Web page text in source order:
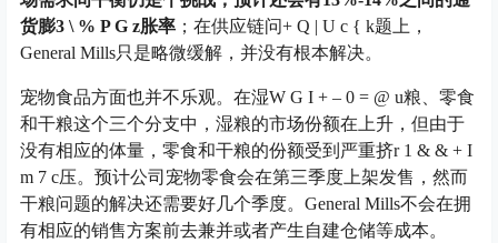
货膨3 \ % P G z胀率 ；在供应链问+ Q | U c { k题上，
General Mills只是略微缓解，并没有根本解决。
宠物食品方面也并不乐观。在湿W G I + – 0 = @ u粮、零食
和干粮这个三个分支中，湿粮的市场份额在上升，但由于
没有相应的体量，零食和干粮的份额受到严重挤r 1 & & + I
m 7 c压。预计公司宠物零食会在第三季度上架发售，然而
干粮问题的解决还需要好几个季度。General Mills不会在拥
有相应的销售方案前去兼并或者产生自建仓储等成本。